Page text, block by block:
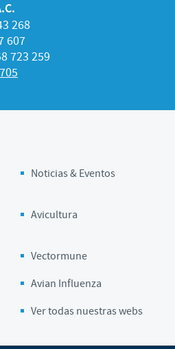
268
607
723 259
Noticias & Eventos
Avicultura
Vectormune
Avian Influenza
Ver todas nuestras webs